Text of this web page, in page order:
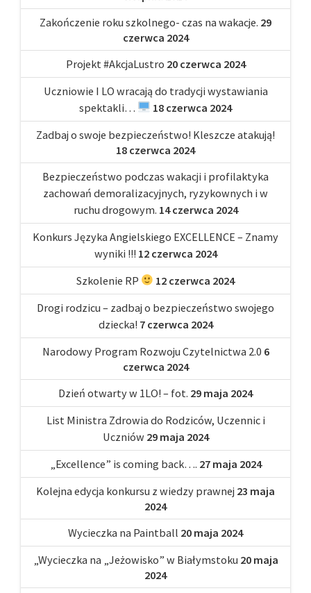
Zakończenie roku szkolnego- czas na wakacje. 29
czerwca 2024
Projekt #AkcjaLustro 20 czerwca 2024
Uczniowie I LO wracają do tradycji wystawiania
spektakli…
18 czerwca 2024
Zadbaj o swoje bezpieczeństwo! Kleszcze atakują!
18 czerwca 2024
Bezpieczeństwo podczas wakacji i profilaktyka
zachowań demoralizacyjnych, ryzykownych i w
ruchu drogowym. 14 czerwca 2024
Konkurs Języka Angielskiego EXCELLENCE – Znamy
wyniki !!! 12 czerwca 2024
Szkolenie RP
12 czerwca 2024
Drogi rodzicu – zadbaj o bezpieczeństwo swojego
dziecka! 7 czerwca 2024
Narodowy Program Rozwoju Czytelnictwa 2.0 6
czerwca 2024
Dzień otwarty w 1LO! – fot. 29 maja 2024
List Ministra Zdrowia do Rodziców, Uczennic i
Uczniów 29 maja 2024
„Excellence” is coming back…. 27 maja 2024
Kolejna edycja konkursu z wiedzy prawnej 23 maja
2024
Wycieczka na Paintball 20 maja 2024
„Wycieczka na „Jeżowisko” w Białymstoku 20 maja
2024